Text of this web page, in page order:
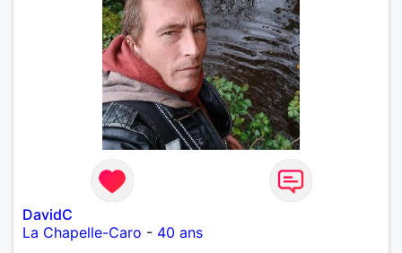
DavidC
La Chapelle-Caro - 40 ans